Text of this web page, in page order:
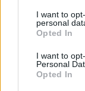
not limited to
grant or deny
use your data
consent section.
I want to
personal
Opted In
I want to
Personal
Opted In